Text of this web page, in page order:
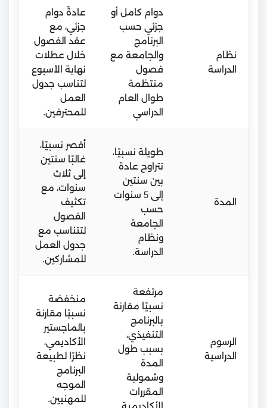
نظام
الدراسة
دوام كامل أو
جزئي حسب
البرنامج
والجامعة مع
فصول
منتظمة
طوال العام
الدراسي
عادةً دوام
جزئي، مع
عقد الفصول
خلال عطلات
نهاية الأسبوع
لتناسب جدول
العمل
للمحترفين.
المدة
طويلة نسبيًا،
تتراوح عادة
بين سنتين
إلى 5 سنوات
حسب
الجامعة
ونظام
الدراسة.
أقصر نسبيًا،
غالبًا سنتين
إلى ثلاث
سنوات، مع
تكثيف
الفصول
لتتناسب مع
جدول العمل
للمشاركين.
الرسوم
الدراسية
مرتفعة
نسبيًا مقارنة
بالبرنامج
التنفيذي،
بسبب طول
المدة
وشمولية
المقررات
الأكاديمية.
منخفضة
نسبيًا مقارنة
بالماجستير
الأكاديمي،
نظرًا لطبيعة
البرنامج
الموجه
للمهنيين.